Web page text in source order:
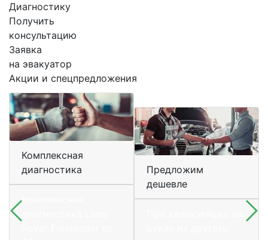
Диагностику
Получить
консультацию
Заявка
на эвакуатор
Акции и спецпредложения
Комплексная
диагностика
Комплексная
Предложим
дешевле